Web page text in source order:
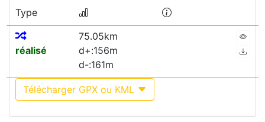
Type
réalisé
75.05km
d+:156m
d-:161m
Télécharger GPX ou KML